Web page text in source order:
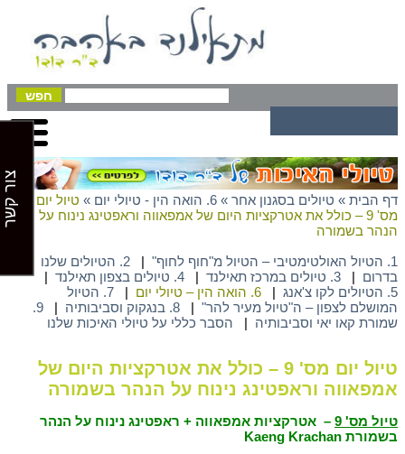
דף הבית » טיולים בסגנון אחר » 6. הואה הין - טיולי יום » טיול יום
מס' 9 – כולל את אטרקציות היום של אמפאווה וראפטינג נינוח על
הנהר בשמורה
1. הטיול האולטימטיבי – הטיול מ"חוף לחוף"
|
2. הטיולים שלנו
בדרום | 3. טיולים במרכז תאילנד | 4. טיולים בצפון תאילנד
|
5. הטיולים לקו צ'אנג
| 6. הואה הין – טיולי יום |
7. הטיול
המושלם לצפון – ה"טיול מעיר להר" | 8. בנגקוק וסביבותיה |
9.
שמורת קאו יאי וסביבותיה | הסבר כללי על טיולי האיכות שלנו
טיול יום מס' 9 – כולל את אטרקציות היום של
אמפאווה וראפטינג נינוח על הנהר בשמורה
טיול מס' 9
– אטרקציות אמפאווה + ראפטינג נינוח על הנהר
בשמורת Kaeng Krachan
צור קשר